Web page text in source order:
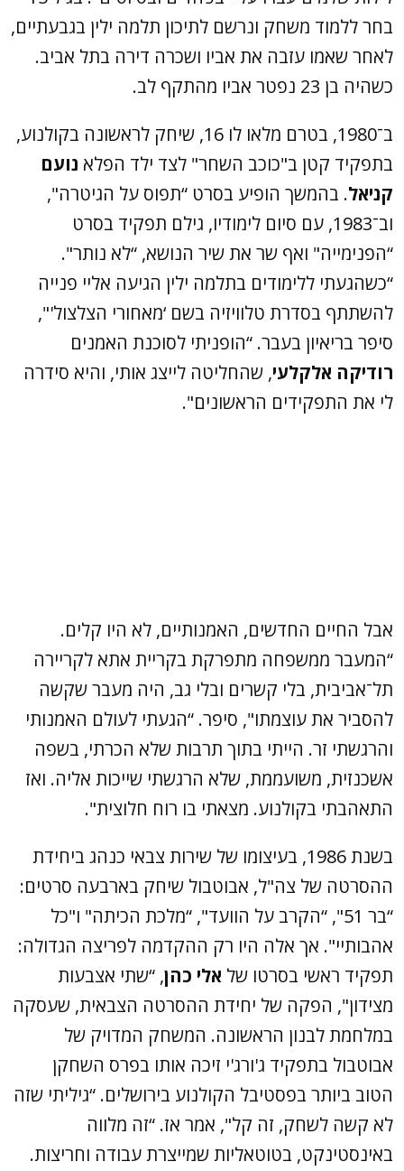
בחר ללמוד משחק ונרשם לתיכון תלמה ילין בגבעתיים,
לאחר שאמו עזבה את אביו ושכרה דירה בתל אביב.
כשהיה בן 23 נפטר אביו מהתקף לב.
ב־1980, בטרם מלאו לו 16, שיחק לראשונה בקולנוע,
בתפקיד קטן ב"כוכב השחר" לצד ילד הפלא נועם
קניאל. בהמשך הופיע בסרט “תפוס על הגיטרה",
וב־1983, עם סיום לימודיו, גילם תפקיד בסרט
“הפנימייה" ואף שר את שיר הנושא, “לא נותר".
“כשהגעתי ללימודים בתלמה ילין הגיעה אליי פנייה
להשתתף בסדרת טלוויזיה בשם ‘מאחורי הצלצול'",
סיפר בריאיון בעבר. “הופניתי לסוכנת האמנים
רודיקה אלקלעי, שהחליטה לייצג אותי, והיא סידרה
לי את התפקידים הראשונים".
אבל החיים החדשים, האמנותיים, לא היו קלים.
“המעבר ממשפחה מתפרקת בקריית אתא לקריירה
תל־אביבית, בלי קשרים ובלי גב, היה מעבר שקשה
להסביר את עוצמתו", סיפר. “הגעתי לעולם האמנותי
והרגשתי זר. הייתי בתוך תרבות שלא הכרתי, בשפה
אשכנזית, משועממת, שלא הרגשתי שייכות אליה. ואז
התאהבתי בקולנוע. מצאתי בו רוח חלוצית".
בשנת 1986, בעיצומו של שירות צבאי כנהג ביחידת
ההסרטה של צה"ל, אבוטבול שיחק בארבעה סרטים:
“בר 51", “הקרב על הוועד", “מלכת הכיתה" ו"כל
אהבותיי". אך אלה היו רק ההקדמה לפריצה הגדולה:
תפקיד ראשי בסרטו של אלי כהן, “שתי אצבעות
מצידון", הפקה של יחידת ההסרטה הצבאית, שעסקה
במלחמת לבנון הראשונה. המשחק המדויק של
אבוטבול בתפקיד ג'ורג'י זיכה אותו בפרס השחקן
הטוב ביותר בפסטיבל הקולנוע בירושלים. “גיליתי שזה
לא קשה לשחק, זה קל", אמר אז. “זה מלווה
באינסטינקט, בטוטאליות שמייצרת עבודה וחריצות.